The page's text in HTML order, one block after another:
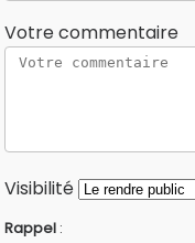
Votre commentaire
Visibilité
Rappel :